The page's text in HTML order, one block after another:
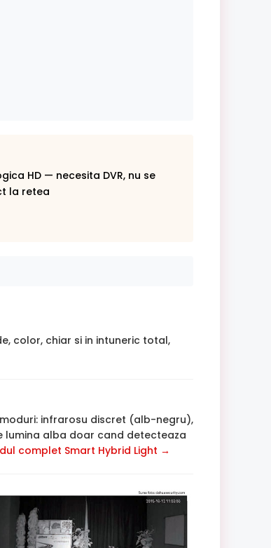
HD — necesita DVR, nu se
la retea
color, chiar si in intuneric total,
infrarosu discret (alb-negru),
lumina alba doar cand detecteaza
complet Smart Hybrid Light →